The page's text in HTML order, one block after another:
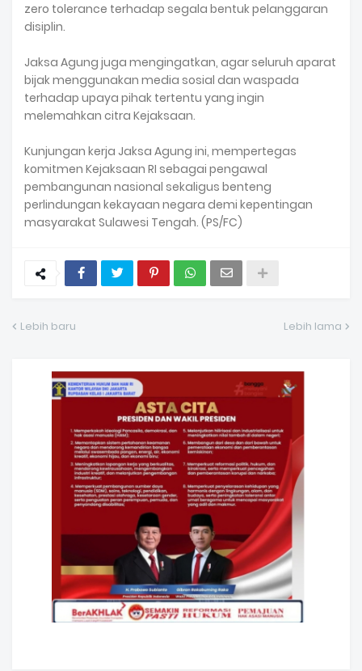
zero tolerance terhadap segala bentuk pelanggaran
disiplin.
Jaksa Agung juga mengingatkan, agar seluruh aparat
bijak menggunakan media sosial dan waspada
terhadap upaya pihak tertentu yang ingin
melemahkan citra Kejaksaan.
Kunjungan kerja Jaksa Agung ini, mempertegas
komitmen Kejaksaan RI sebagai pengawal
pembangunan nasional sekaligus benteng
perlindungan kekayaan negara demi kepentingan
masyarakat Sulawesi Tengah. (PS/FC)
Lebih baru Lebih lama